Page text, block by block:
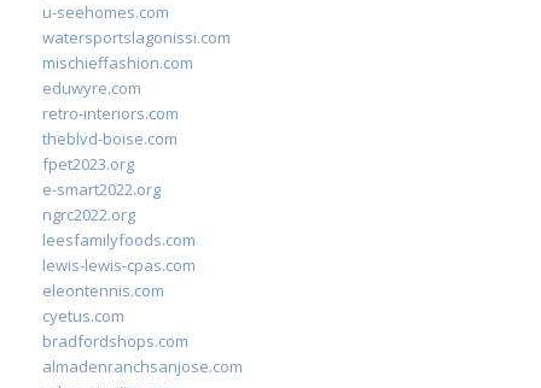
u-seehomes.com
watersportslagonissi.com
mischieffashion.com
eduwyre.com
retro-interiors.com
theblvd-boise.com
fpet2023.org
e-smart2022.org
ngrc2022.org
leesfamilyfoods.com
lewis-lewis-cpas.com
eleontennis.com
cyetus.com
bradfordshops.com
almadenranchsanjose.com